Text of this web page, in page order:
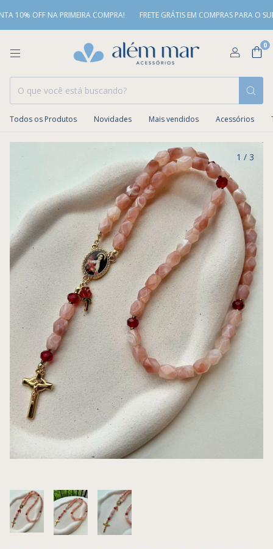
OFF NA PRIMEIRA COMPRA! FRETE GRÁTIS EM COMPRAS PARA O
0
Todos os Produtos Novidades Mais vendidos Acessórios
1 / 3